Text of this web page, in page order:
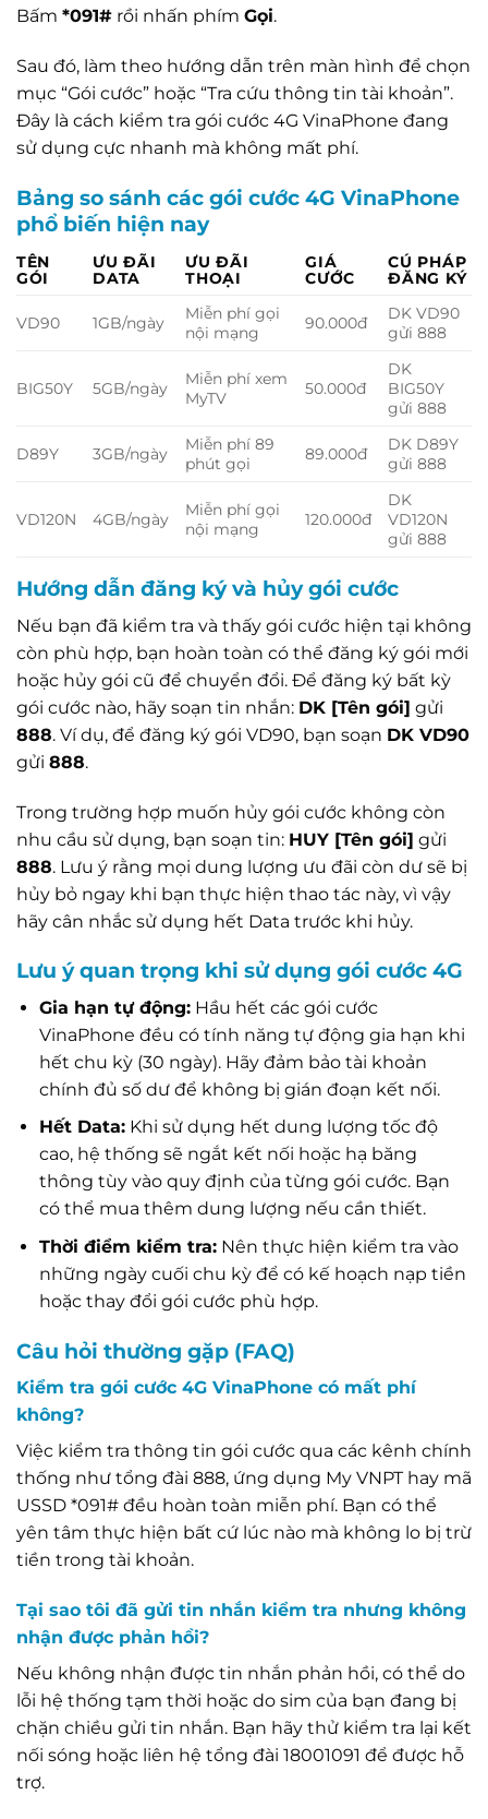
Bấm *091# rồi nhấn phím Gọi.
Sau đó, làm theo hướng dẫn trên màn hình để chọn
mục “Gói cước” hoặc “Tra cứu thông tin tài khoản”.
Đây là cách kiểm tra gói cước 4G VinaPhone đang
sử dụng cực nhanh mà không mất phí.
Bảng so sánh các gói cước 4G VinaPhone
phổ biến hiện nay
TÊN
GÓI
ƯU ĐÃI
DATA
ƯU ĐÃI
THOẠI
GIÁ
CƯỚC
CÚ PHÁP
ĐĂNG KÝ
VD90 1GB/ngày
Miễn phí gọi
nội mạng
90.000đ
DK VD90
gửi 888
BIG50Y 5GB/ngày
Miễn phí xem
MyTV
50.000đ
DK
BIG50Y
gửi 888
D89Y 3GB/ngày
Miễn phí 89
phút gọi
89.000đ
DK D89Y
gửi 888
VD120N 4GB/ngày
Miễn phí gọi
nội mạng
120.000đ
DK
VD120N
gửi 888
Hướng dẫn đăng ký và hủy gói cước
Nếu bạn đã kiểm tra và thấy gói cước hiện tại không
còn phù hợp, bạn hoàn toàn có thể đăng ký gói mới
hoặc hủy gói cũ để chuyển đổi. Để đăng ký bất kỳ
gói cước nào, hãy soạn tin nhắn: DK [Tên gói] gửi
888. Ví dụ, để đăng ký gói VD90, bạn soạn DK VD90
gửi 888.
Trong trường hợp muốn hủy gói cước không còn
nhu cầu sử dụng, bạn soạn tin: HUY [Tên gói] gửi
888. Lưu ý rằng mọi dung lượng ưu đãi còn dư sẽ bị
hủy bỏ ngay khi bạn thực hiện thao tác này, vì vậy
hãy cân nhắc sử dụng hết Data trước khi hủy.
Lưu ý quan trọng khi sử dụng gói cước 4G
Gia hạn tự động:Hầu hết các gói cước
VinaPhone đều có tính năng tự động gia hạn khi
hết chu kỳ (30 ngày). Hãy đảm bảo tài khoản
chính đủ số dư để không bị gián đoạn kết nối.
Hết Data:Khi sử dụng hết dung lượng tốc độ
cao, hệ thống sẽ ngắt kết nối hoặc hạ băng
thông tùy vào quy định của từng gói cước. Bạn
có thể mua thêm dung lượng nếu cần thiết.
Thời điểm kiểm tra:Nên thực hiện kiểm tra vào
những ngày cuối chu kỳ để có kế hoạch nạp tiền
hoặc thay đổi gói cước phù hợp.
Câu hỏi thường gặp (FAQ)
Kiểm tra gói cước 4G VinaPhone có mất phí
không?
Việc kiểm tra thông tin gói cước qua các kênh chính
thống như tổng đài 888, ứng dụng My VNPT hay mã
USSD *091# đều hoàn toàn miễn phí. Bạn có thể
yên tâm thực hiện bất cứ lúc nào mà không lo bị trừ
tiền trong tài khoản.
Tại sao tôi đã gửi tin nhắn kiểm tra nhưng không
nhận được phản hồi?
Nếu không nhận được tin nhắn phản hồi, có thể do
lỗi hệ thống tạm thời hoặc do sim của bạn đang bị
chặn chiều gửi tin nhắn. Bạn hãy thử kiểm tra lại kết
nối sóng hoặc liên hệ tổng đài 18001091 để được hỗ
trợ.